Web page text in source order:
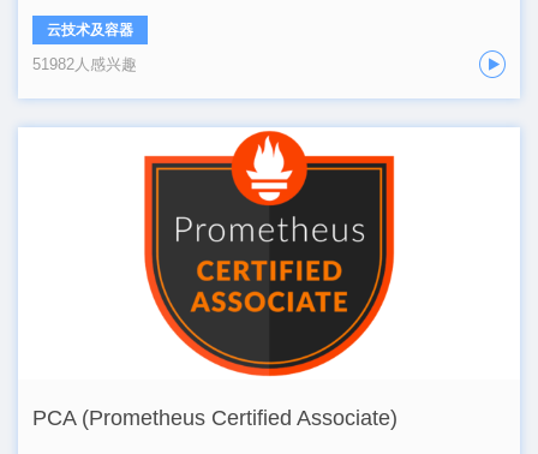
云技术及容器
51982人感兴趣
PCA (Prometheus Certified Associate)